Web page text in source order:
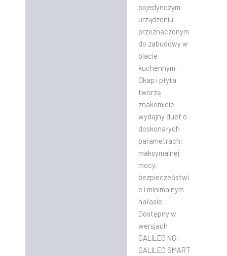
pojedynczym
urządzeniu
przeznaczonym
do zabudowy w
blacie
kuchennym.
Okap i płyta
tworzą
znakomicie
wydajny duet o
doskonałych
parametrach:
maksymalnej
mocy,
bezpieczeństwi
e i minimalnym
hałasie.
Dostępny w
wersjach
GALILEO NG,
GALILEO SMART